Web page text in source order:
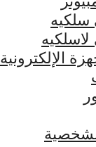
سلكيه
الإلكترونية